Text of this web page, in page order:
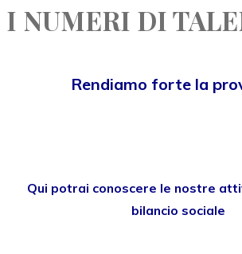
I NUMERI DI
Rendiamo forte la
Qui potrai conoscere le nostre
bilancio sociale